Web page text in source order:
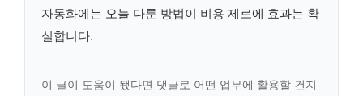
자동화에는 오늘 다룬 방법이 비용 제로에 효과는 확
실합니다.
이 글이 도움이 됐다면 댓글로 어떤 업무에 활용할 건지